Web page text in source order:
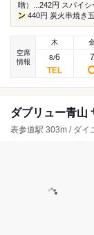
噌）...242円 スパイ
ン 440円 炭火串焼き
空席
情報
木
8/6 7
ダブリュー青山
表参道駅 303m / ダイ